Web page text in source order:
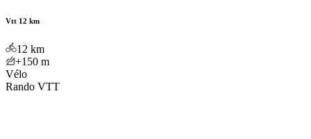
Vtt 12 km
12 km
+150 m
Vélo
Rando VTT